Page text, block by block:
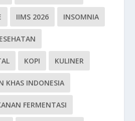
IIMS 2026 INSOMNIA
KOPI KULINER
KHAS INDONESIA
FERMENTASI